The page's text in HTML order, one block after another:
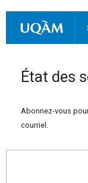
État des
Abonnez-vous
courriel.